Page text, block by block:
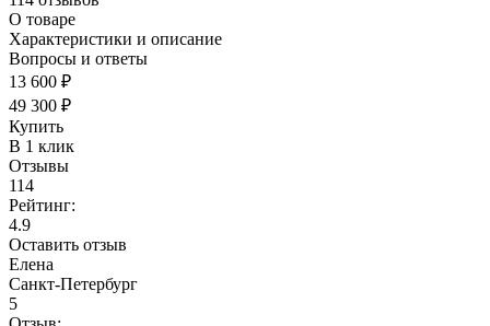
О товаре
Характеристики и описание
Вопросы и ответы
13 600 ₽
49 300 ₽
Купить
В 1 клик
Отзывы
114
Рейтинг:
4.9
Оставить отзыв
Елена
Санкт-Петербург
5